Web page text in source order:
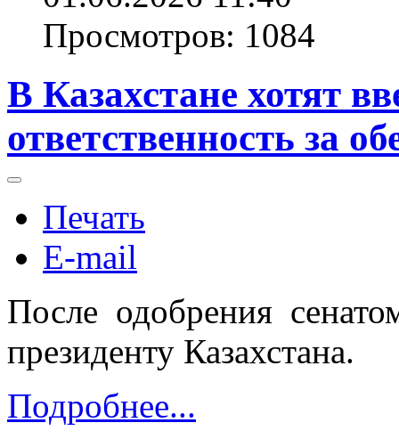
Просмотров: 1084
В Казахстане хотят
ответственность за
Печать
E-mail
После одобрения
президенту Казахстана.
Подробнее...